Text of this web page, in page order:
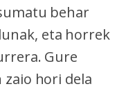
behar
eta horrek
Gure
hori dela